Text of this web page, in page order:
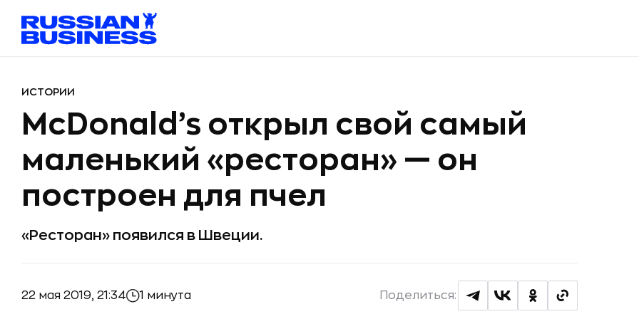
ИСТОРИИ
McDonald’s открыл свой самый
маленький «ресторан» — он
построен для пчел
«Ресторан» появился в Швеции.
22 мая 2019, 21:34 1 минута Поделиться: